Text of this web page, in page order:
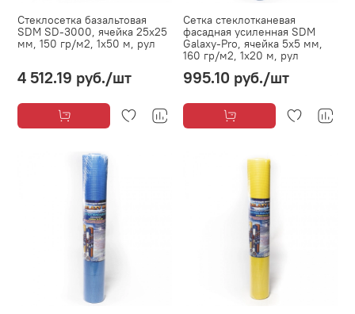
Стеклосетка базальтовая
SDM SD-3000, ячейка 25х25
мм, 150 гр/м2, 1х50 м, рул
4 512.19 руб./шт
Сетка стеклотканевая
фасадная усиленная SDM
Galaxy-Pro, ячейка 5х5 мм,
160 гр/м2, 1х20 м, рул
995.10 руб./шт